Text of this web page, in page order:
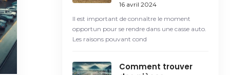
16 avril 2024
Il est important de connaître le moment
opportun pour se rendre dans une casse auto.
Les raisons pouvant cond
Comment trouver